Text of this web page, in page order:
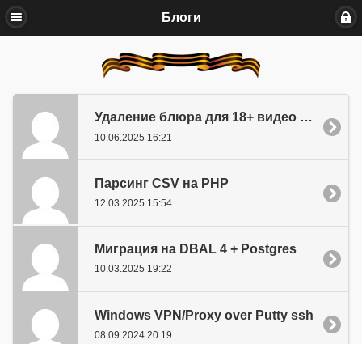
Блоги
Удаление блюра для 18+ видео на rutube
10.06.2025 16:21
Парсинг CSV на PHP
12.03.2025 15:54
Миграция на DBAL 4 + Postgres
10.03.2025 19:22
Windows VPN/Proxy over Putty ssh
08.09.2024 20:19